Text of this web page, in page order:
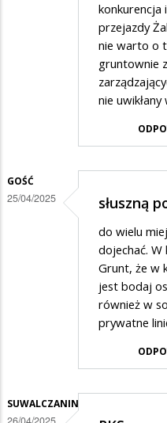
konkurencja
przejazdy
nie warto o
gruntownie
nie uwikłany
GOŚĆ
25/04/2025 słuszną
do wielu
dojechać. W
Grunt, że w
jest bodaj
również w
prywatne
SUWALCZANIN